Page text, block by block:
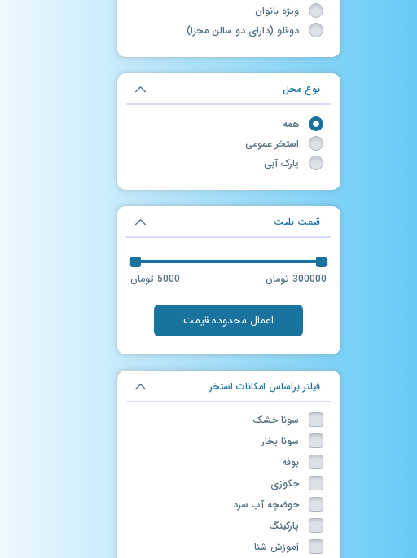
ویژه بانوان
دوقلو (دارای دو سالن مجزا)
نوع محل
همه
استخر عمومی
پارک آبی
قیمت بلیت
5000 تومان 300000 تومان
اعمال محدوده قیمت
فیلتر براساس امکانات استخر
سونا خشک
سونا بخار
بوفه
جکوزی
حوضچه آب سرد
پارکینگ
آموزش شنا